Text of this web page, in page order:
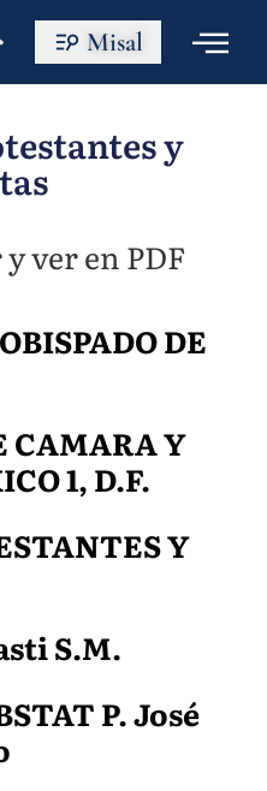
Misal
y
ver en PDF
DE
CAMARA Y
1, D.F.
Y
S.M.
P. José